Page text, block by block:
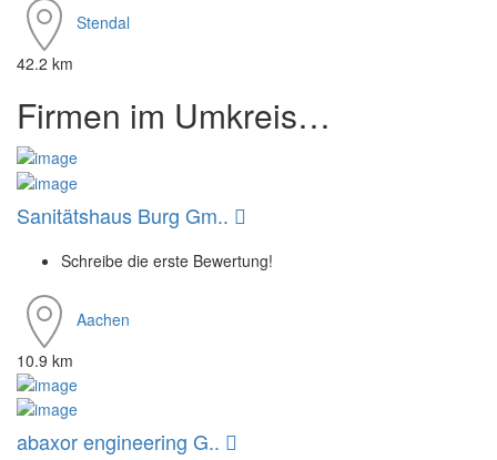
Stendal
42.2 km
Firmen im Umkreis…
Sanitätshaus Burg Gm..
Schreibe die erste Bewertung!
Aachen
10.9 km
abaxor engineering G..